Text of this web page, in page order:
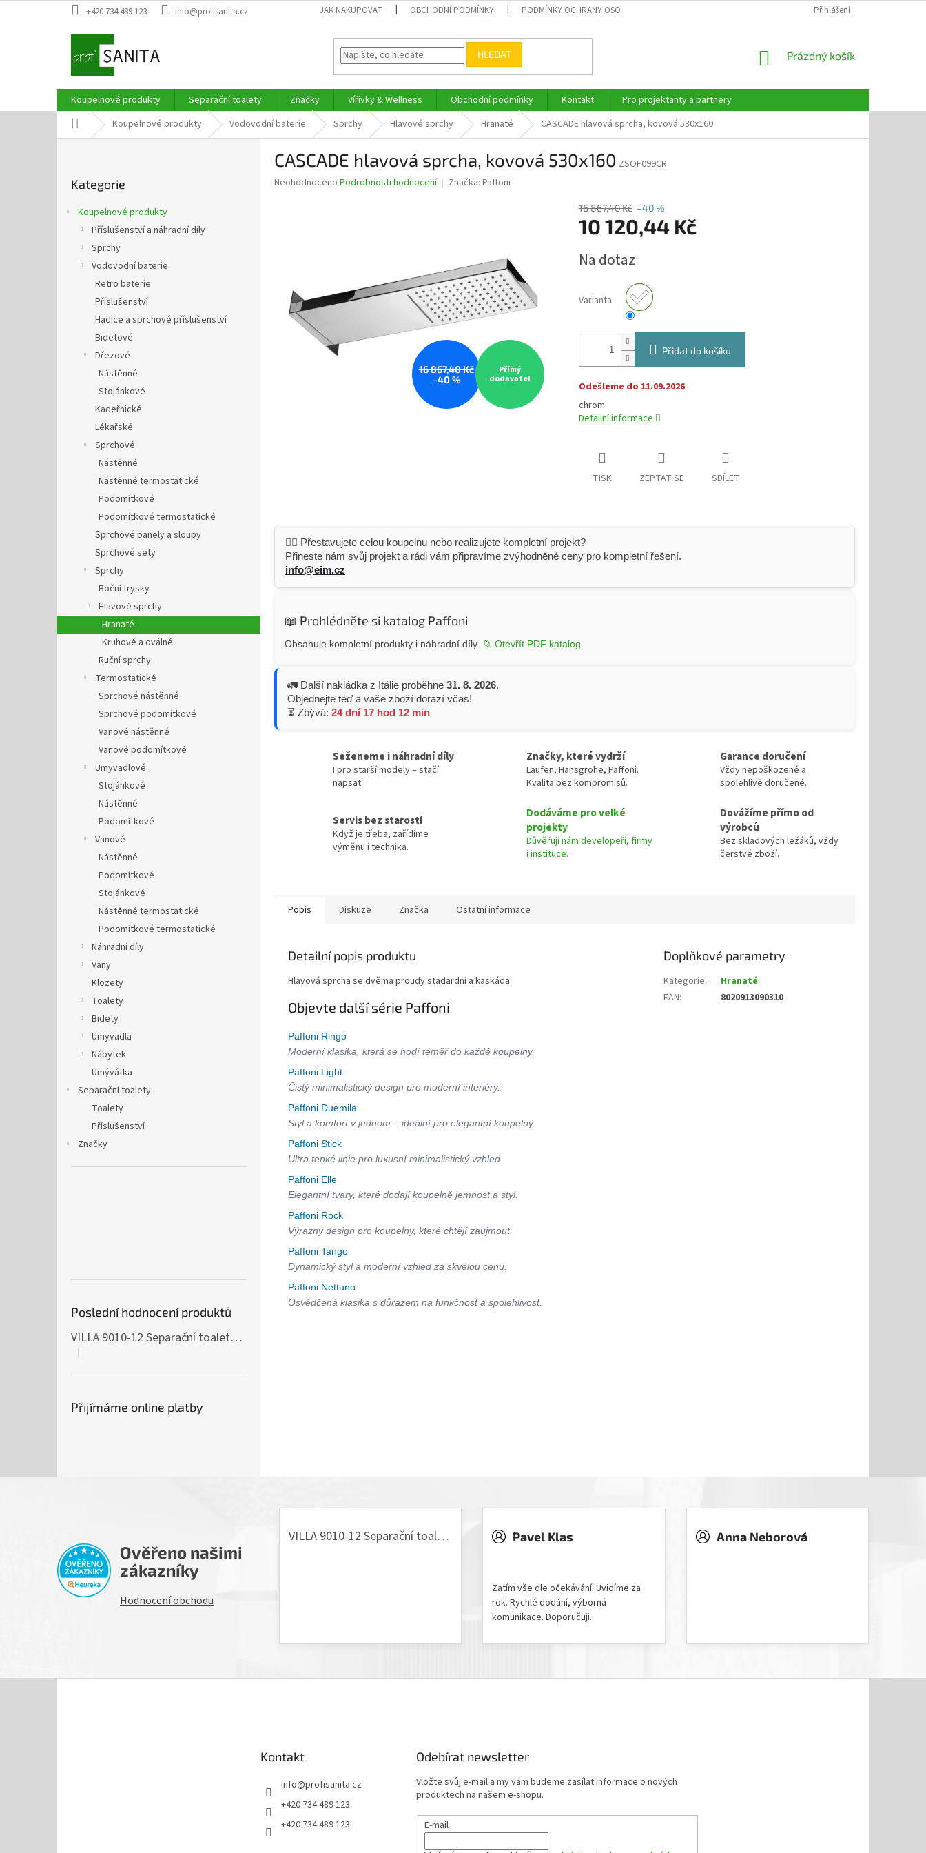
na
+420 734 489 123 info@profisanita.cz JAK NAKUPOVAT OBCHODNÍ PODMÍNKY PODMÍNKY OCHRANY OSOBNÍCH ÚDAJŮ Přihlášení
HLEDAT
NÁKUPNÍ
Prázdný košík
Koupelnové produkty Separační toalety Značky Vířivky & Wellness Obchodní podmínky Kontakt
Pro projektanty a partnery
Domů Koupelnové produkty Vodovodní baterie Sprchy Hlavové sprchy Hranaté CASCADE hlavová sprcha, kovová 530x160
kategorie
Kategorie
Koupelnové produkty
Příslušenství a náhradní díly
Sprchy
Vodovodní baterie
Retro baterie
Příslušenství
Hadice a sprchové příslušenství
Bidetové
Dřezové
Nástěnné
Stojánkové
Kadeřnické
Lékařské
Sprchové
Nástěnné
Nástěnné termostatické
Podomítkové
Podomítkové termostatické
Sprchové panely a sloupy
Sprchové sety
Sprchy
Boční trysky
Hlavové sprchy
Hranaté
Kruhové a oválné
Ruční sprchy
Termostatické
Sprchové nástěnné
Sprchové podomítkové
Vanové nástěnné
Vanové podomítkové
Umyvadlové
Stojánkové
Nástěnné
Podomítkové
Vanové
Nástěnné
Podomítkové
Stojánkové
Nástěnné termostatické
Podomítkové termostatické
Náhradní díly
Vany
Klozety
Toalety
Bidety
Umyvadla
Nábytek
Umývátka
Separační toalety
Toalety
Příslušenství
Značky
Poslední hodnocení produktů
VILLA 9010-12 Separační toaleta, 230/12V
Hodnocení produktu je 5 z 5 hvězdiček.
|
Přijímáme online platby
CASCADE hlavová sprcha, kovová 530x160 ZSOF099CR
Průměrné
Neohodnoceno Podrobnosti hodnocení Značka: Paffoni
16 867,40 Kč
–40 %
Přímý
dodavatel
16 867,40 Kč –40 %
10 120,44 Kč
cena:
Na dotaz
Varianta
Přidat do košíku
Odešleme do 11.09.2026
chrom
Detailní informace
TISK ZEPTAT SE SDÍLET
👷‍♂️ Přestavujete celou koupelnu nebo realizujete kompletní projekt?
Přineste nám svůj projekt a rádi vám připravíme zvýhodněné ceny pro kompletní řešení.
info@eim.cz
📖 Prohlédněte si katalog Paffoni
Obsahuje kompletní produkty i náhradní díly. 📁 Otevřít PDF katalog
🚛 Další nakládka z Itálie proběhne 31. 8. 2026.
Objednejte teď a vaše zboží dorazí včas!
⏳ Zbývá: 24 dní 17 hod 12 min
Seženeme i náhradní díly
I pro starší modely – stačí
napsat.
Značky, které vydrží
Laufen, Hansgrohe, Paffoni.
Kvalita bez kompromisů.
Garance doručení
Vždy nepoškozené a
spolehlivě doručené.
Servis bez starostí
Když je třeba, zařídíme
výměnu i technika.
Dodáváme pro velké
projekty
Důvěřují nám developeři, firmy
i instituce.
Dovážíme přímo od
výrobců
Bez skladových ležáků, vždy
čerstvé zboží.
Popis Diskuze Značka Ostatní informace
Detailní popis produktu
Hlavová sprcha se dvěma proudy stadardní a kaskáda
Objevte další série Paffoni
Paffoni Ringo
Moderní klasika, která se hodí téměř do každé koupelny.
Paffoni Light
Čistý minimalistický design pro moderní interiéry.
Paffoni Duemila
Styl a komfort v jednom – ideální pro elegantní koupelny.
Paffoni Stick
Ultra tenké linie pro luxusní minimalistický vzhled.
Paffoni Elle
Elegantní tvary, které dodají koupelně jemnost a styl.
Paffoni Rock
Výrazný design pro koupelny, které chtějí zaujmout.
Paffoni Tango
Dynamický styl a moderní vzhled za skvělou cenu.
Paffoni Nettuno
Osvědčená klasika s důrazem na funkčnost a spolehlivost.
Doplňkové parametry
Kategorie:
Hranaté
EAN: 8020913090310
Ověřeno našimi
zákazníky
Hodnocení obchodu
VILLA 9010-12 Separační toaleta, 230/12V Pavel Klas
Zatím vše dle očekávání. Uvidíme za
rok. Rychlé dodání, výborná
komunikace. Doporučuji.
Anna Neborová
Kontakt
info@profisanita.cz
+420 734 489 123
+420 734 489 123
Odebírat newsletter
Vložte svůj e-mail a my vám budeme zasílat informace o nových
produktech na našem e-shopu.
E-mail